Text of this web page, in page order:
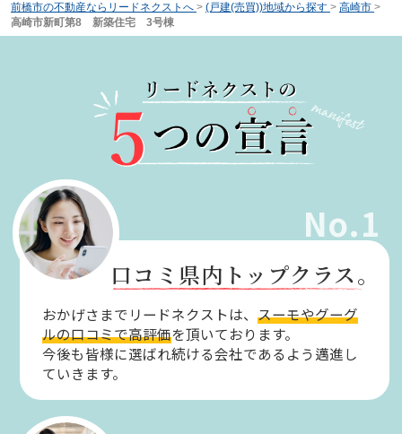
前橋市の不動産ならリードネクストへ > (戸建(売買))地域から探す > 高崎市 >
高崎市新町第8 新築住宅 3号棟
No.1
口コミ県内トップクラス。
おかげさまでリードネクストは、スーモやグーグ
ルの口コミで高評価を頂いております。
今後も皆様に選ばれ続ける会社であるよう邁進し
ていきます。